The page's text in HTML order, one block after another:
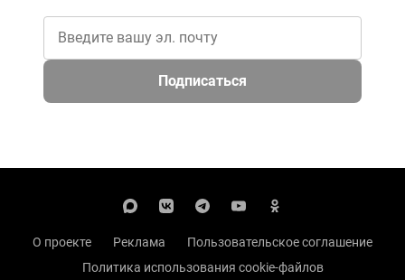
Подписаться
О проекте Реклама
Пользовательское соглашение
Политика использования cookie-файлов